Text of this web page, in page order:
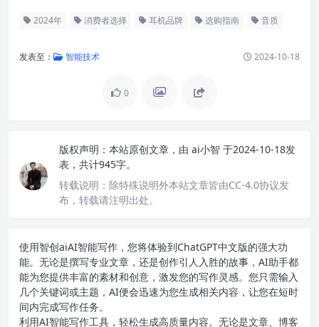
2024年 消费者选择 耳机品牌 选购指南 音质
发表至： 智能技术 2024-10-18
0
版权声明： 本站原创文章，由 ai小智 于2024-10-18发
表，共计945字。
转载说明： 除特殊说明外本站文章皆由CC-4.0协议发
布，转载请注明出处。
使用智创aiAI智能写作 ，您将体验到ChatGPT中文版的强大功
能。无论是撰写专业文章，还是创作引人入胜的故事，AI助手都
能为您提供丰富的素材和创意，激发您的写作灵感。您只需输入
几个关键词或主题，AI便会迅速为您生成相关内容，让您在短时
间内完成写作任务。
利用AI智能写作工具，轻松生成高质量内容。无论是文章、博客